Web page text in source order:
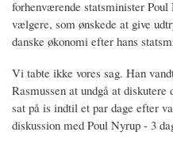
forhenværende statsminister
vælgere, som ønskede at give
danske økonomi efter hans
Vi tabte ikke vores sag. Han
Rasmussen at undgå at
sat på is indtil et par dage efter
diskussion med Poul Nyrup - 3